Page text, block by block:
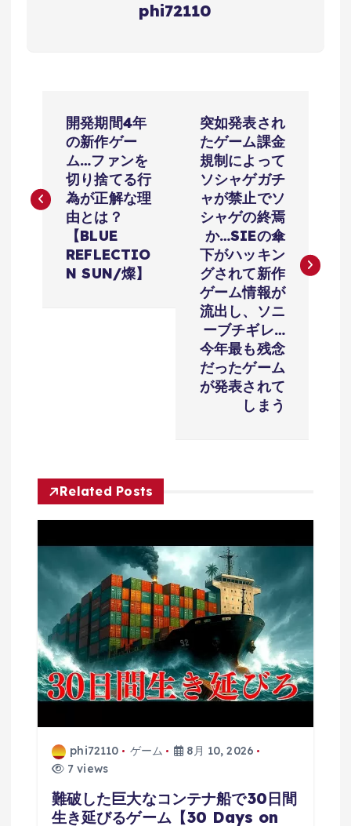
phi72110
ナ
開発期間4年
の新作ゲー
ム…ファンを
切り捨てる行
為が正解な理
由とは？
【BLUE
REFLECTIO
N SUN/燦】
突如発表され
たゲーム課金
規制によって
ソシャゲガチ
ャが禁止でソ
シャゲの終焉
か…SIEの傘
下がハッキン
グされて新作
ゲーム情報が
流出し、ソニ
ーブチギレ…
今年最も残念
だったゲーム
が発表されて
しまう
Related Posts
phi72110 ゲーム
8月 10, 2026
7 views
難破した巨大なコンテナ船で30日間
生き延びるゲーム【30 Days on